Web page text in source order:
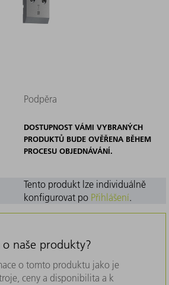
Podpěra
DOSTUPNOST VÁMI VYBRANÝCH
PRODUKTŮ BUDE OVĚŘENA BĚHEM
PROCESU OBJEDNÁVÁNÍ.
Tento produkt lze individuálně
konfigurovat po Přihlášení.
naše produkty?
o tomto produktu jako je
ceny a disponibilita a k